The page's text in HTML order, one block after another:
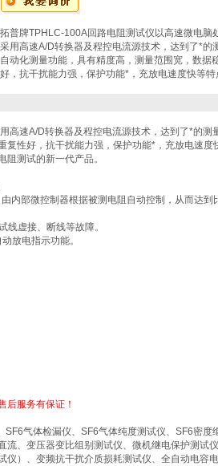
拓普牌TPHLC-100A回路电阻测试仪以高速微电脑
采用高速A/D转换器及程控电流源技术，达到了*的
自动化测量功能，具有精度高，测量范围宽，数据
好，抗干扰能力强，保护功能*，充放电速度快等特
速A/D转换器及程控电流源技术，达到了*的测
性好，抗干扰能力强，保护功能*，充放电速度
测试的新一代产品。
部微控制器根据被测电阻自动控制，从而达到
虚接、断线等故障。
放电指示功能。
后服务有保证！
气体检漏仪、SF6气体纯度测试仪、SF6密度
、变压器变比组别测试仪、微机继电保护测试
）、变频抗干扰介质损耗测试仪、全自动电容电